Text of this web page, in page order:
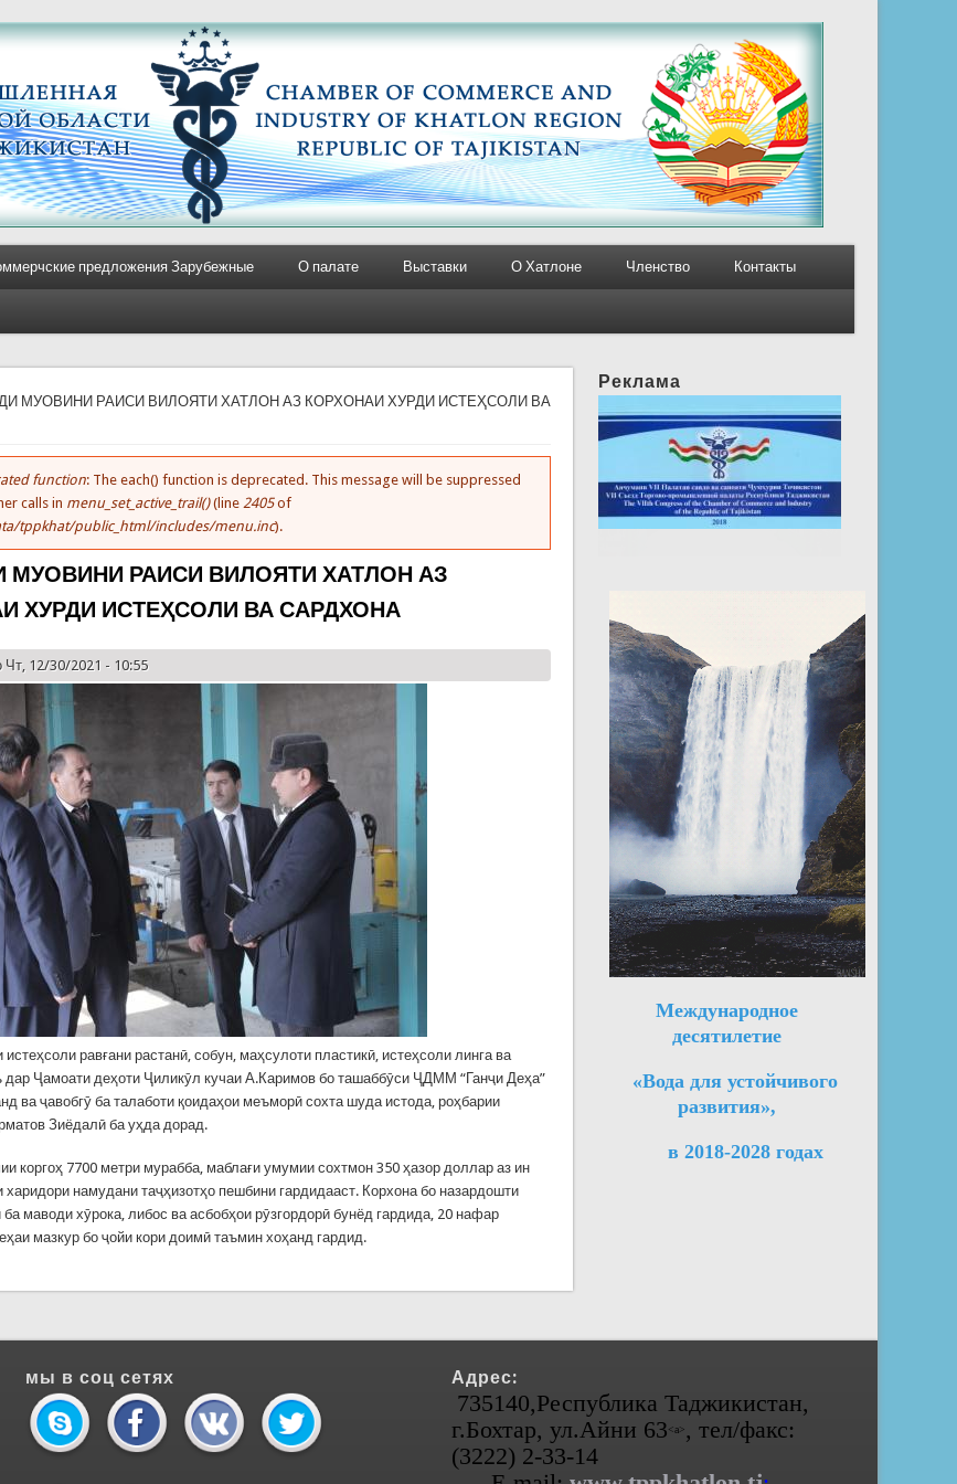
предложения Зарубежные О палате Выставки О Хатлоне Членство Контакты
МУОВИНИ РАИСИ ВИЛОЯТИ ХАТЛОН АЗ КОРХОНАИ ХУРДИ ИСТЕҲСОЛИ ВА
message
function: The each() function is deprecated. This message will be suppressed
calls in menu_set_active_trail()(line 2405of
tppkhat/public_html/includes/menu.inc).
МУОВИНИ РАИСИ ВИЛОЯТИ ХАТЛОН АЗ
ХУРДИ ИСТЕҲСОЛИ ВА САРДХОНА
Чт, 12/30/2021 - 10:55
истеҳсоли равғани растанӣ, собун, маҳсулоти пластикӣ, истеҳсоли линга ва
дар Ҷамоати деҳоти Ҷиликӯл кучаи А.Каримов бо ташаббӯси ҶДММ “Ганҷи Деҳа”
ва ҷавобгӯ ба талаботи қоидаҳои меъморӣ сохта шуда истода, роҳбарии
Зиёдалӣ ба уҳда дорад.
коргоҳ 7700 метри мурабба, маблағи умумии сохтмон 350 ҳазор доллар аз ин
харидори намудани таҷҳизотҳо пешбини гардидааст. Корхона бо назардошти
ба маводи хӯрока, либос ва асбобҳои рӯзгордорӣ бунёд гардида, 20 нафар
мазкур бо ҷойи кори доимӣ таъмин хоҳанд гардид.
Реклама
Международное
десятилетие
«Вода для устойчивого
развития»,
в 2018-2028 годах
мы в соц сетях Адрес:
735140,Республика Таджикистан,
г.Бохтар, ул.Айни 63<а>, тел/факс:
(3222) 2-33-14